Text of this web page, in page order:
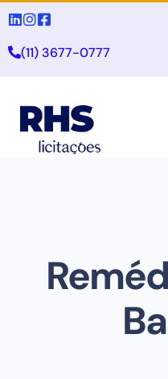
(11) 3677-0777